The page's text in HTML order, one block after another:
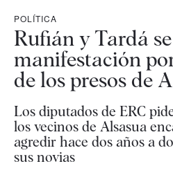
POLÍTICA
Rufián y Tardá
manifestación
de los presos de
Los diputados de ERC
los vecinos de Alsasua
agredir hace dos años a
sus novias